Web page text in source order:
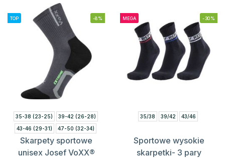
TOP -8%
35-38 (23-25)
39-42 (26-28)
43-46 (29-31)
47-50 (32-34)
Skarpety sportowe
unisex Josef VoXX®
MEGA -30%
35/38 39/42 43/46
Sportowe wysokie
skarpetki- 3 pary